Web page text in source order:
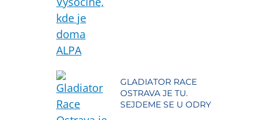
GLADIATOR RACE
OSTRAVA JE TU.
SEJDEME SE U ODRY